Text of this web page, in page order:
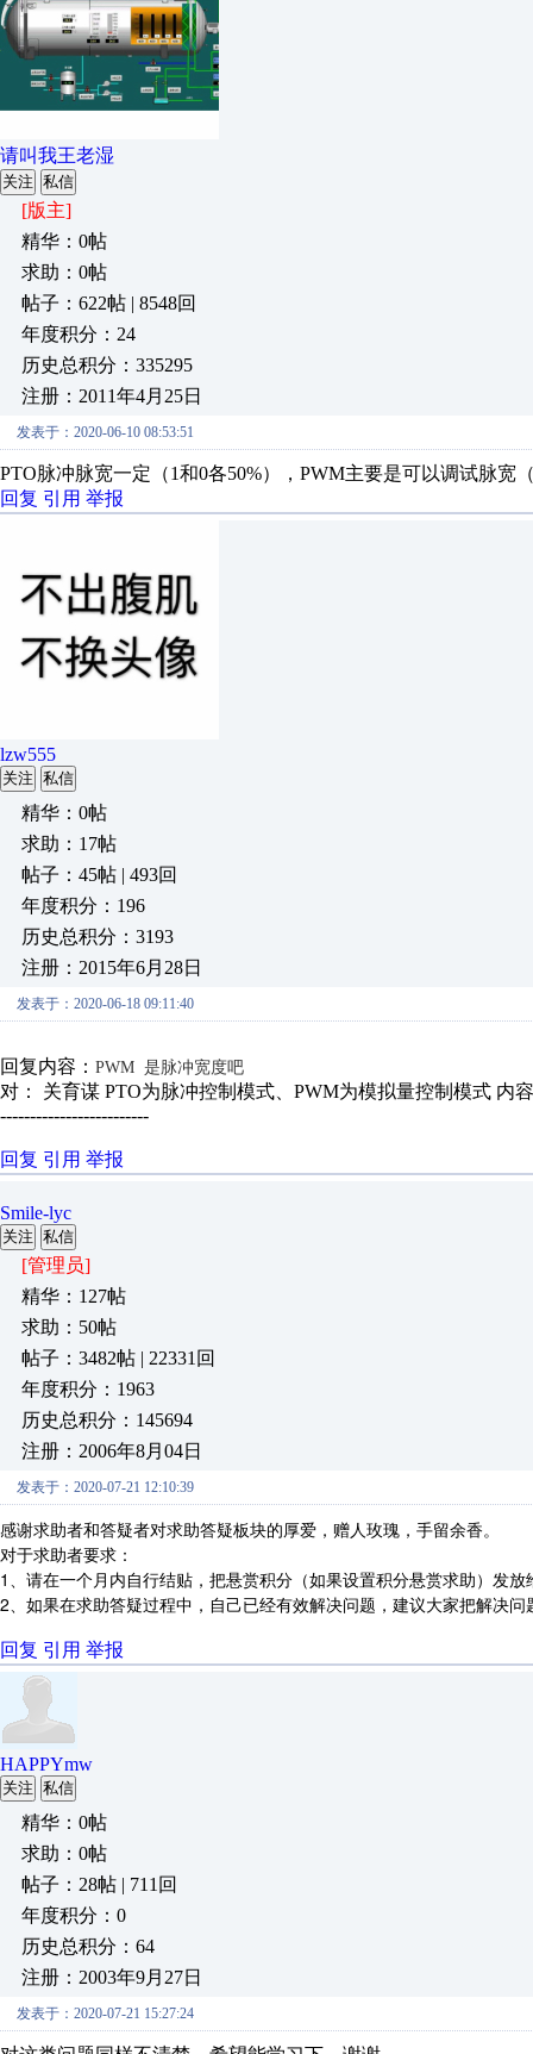
请叫我王老湿
关注 私信
[版主]
精华：0帖
求助：0帖
帖子：622帖 | 8548回
年度积分：24
历史总积分：335295
注册：2011年4月25日
发表于：2020-06-10 08:53:51
PTO脉冲脉宽一定（1和0各50%），PWM主要是可以调试脉宽
回复 引用 举报
lzw555
关注 私信
精华：0帖
求助：17帖
帖子：45帖 | 493回
年度积分：196
历史总积分：3193
注册：2015年6月28日
发表于：2020-06-18 09:11:40
回复内容： PWM 是脉冲宽度吧
对： 关育谋 PTO为脉冲控制模式、PWM为模拟量控制模式 内
-------------------------
回复 引用 举报
Smile-lyc
关注 私信
[管理员]
精华：127帖
求助：50帖
帖子：3482帖 | 22331回
年度积分：1963
历史总积分：145694
注册：2006年8月04日
发表于：2020-07-21 12:10:39
感谢求助者和答疑者对求助答疑板块的厚爱，赠人玫瑰，手留余香。
对于求助者要求：
1、请在一个月内自行结贴，把悬赏积分（如果设置积分悬赏求助）发放
2、如果在求助答疑过程中，自己已经有效解决问题，建议大家把解决
回复 引用 举报
HAPPYmw
关注 私信
精华：0帖
求助：0帖
帖子：28帖 | 711回
年度积分：0
历史总积分：64
注册：2003年9月27日
发表于：2020-07-21 15:27:24